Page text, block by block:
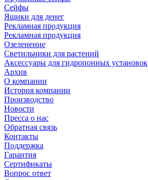
Сейфы
Ящики для денег
Рекламная продукция
Рекламная продукция
Озеленение
Светильники для растений
Аксессуары для гидропонных установок
Архив
О компании
История компании
Производство
Новости
Пресса о нас
Обратная связь
Контакты
Поддержка
Гарантия
Сертификаты
Вопрос ответ